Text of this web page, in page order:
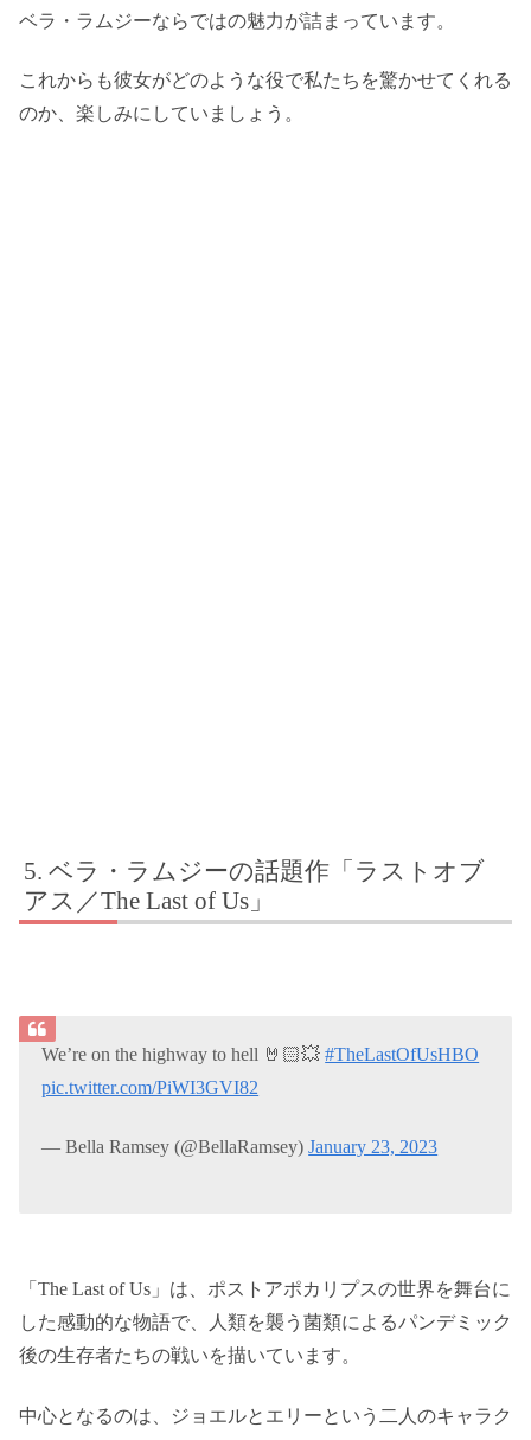
ベラ・ラムジーならではの魅力が詰まっています。
これからも彼女がどのような役で私たちを驚かせてくれる
のか、楽しみにしていましょう。
ベラ・ラムジーの話題作「ラストオブ
アス／The Last of Us」
We’re on the highway to hell 🤘🏻💥#TheLastOfUsHBO
pic.twitter.com/PiWI3GVI82
— Bella Ramsey (@BellaRamsey)January 23, 2023
「The Last of Us」は、ポストアポカリプスの世界を舞台に
した感動的な物語で、人類を襲う菌類によるパンデミック
後の生存者たちの戦いを描いています。
中心となるのは、ジョエルとエリーという二人のキャラク